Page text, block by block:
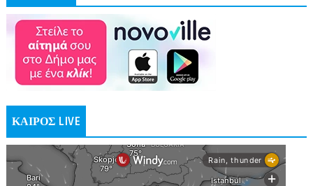
ΚΑΙΡΟΣ LIVE